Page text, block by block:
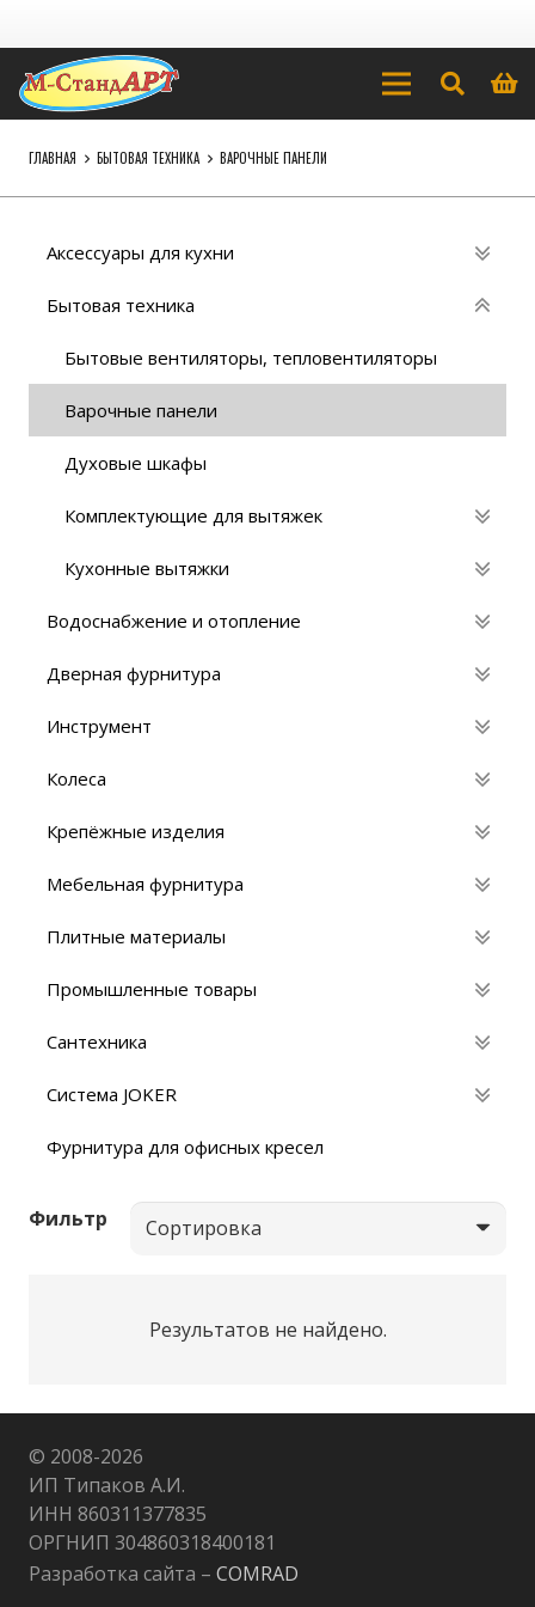
ГЛАВНАЯ БЫТОВАЯ ТЕХНИКА ВАРОЧНЫЕ ПАНЕЛИ
Аксессуары для кухни
Бытовая техника
Бытовые вентиляторы, тепловентиляторы
Варочные панели
Духовые шкафы
Комплектующие для вытяжек
Кухонные вытяжки
Водоснабжение и отопление
Дверная фурнитура
Инструмент
Колеса
Крепёжные изделия
Мебельная фурнитура
Плитные материалы
Промышленные товары
Сантехника
Система JOKER
Фурнитура для офисных кресел
Фильтр
Результатов не найдено.
© 2008-2026
ИП Типаков А.И.
ИНН 860311377835
ОРГНИП 304860318400181
Разработка сайта – COMRAD